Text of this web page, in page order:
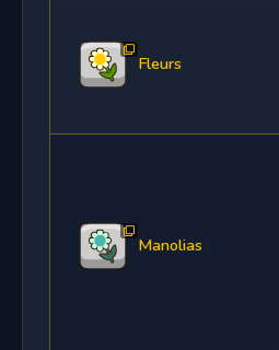
Fleurs
Manolias